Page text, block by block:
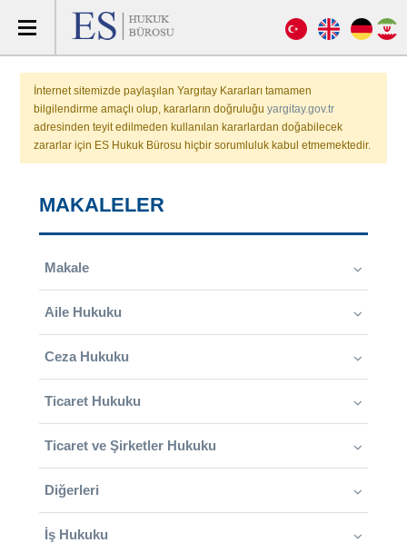
İnternet sitemizde paylaşılan Yargıtay Kararları tamamen
bilgilendirme amaçlı olup, kararların doğruluğuyargitay.gov.tr
adresinden teyit edilmeden kullanılan kararlardan doğabilecek
zararlar için ES Hukuk Bürosu hiçbir sorumluluk kabul etmemektedir.
MAKALELER
Makale
Aile Hukuku
Ceza Hukuku
Ticaret Hukuku
Ticaret ve Şirketler Hukuku
Diğerleri
İş Hukuku